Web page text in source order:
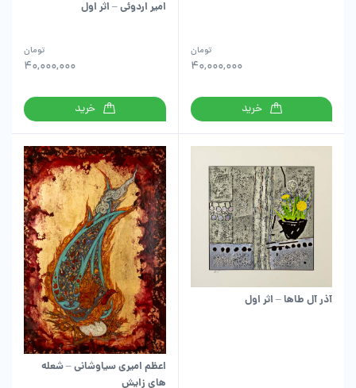
40,000,000
تومان
خرید
امیر اردوئی – اثر اول
40,000,000
تومان
خرید
آذر آل طاها – اثر اول
اعظم امیری سیاوشانی – شعله
های زایش